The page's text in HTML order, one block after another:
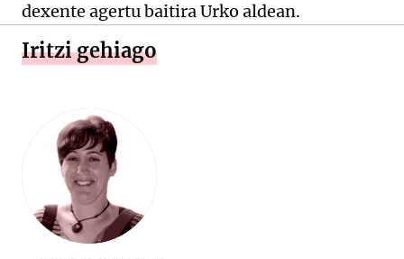
dexente agertu baitira Urko aldean.
Iritzi gehiago